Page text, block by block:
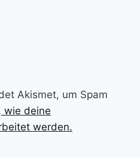
Akismet, um Spam
wie deine
werden.